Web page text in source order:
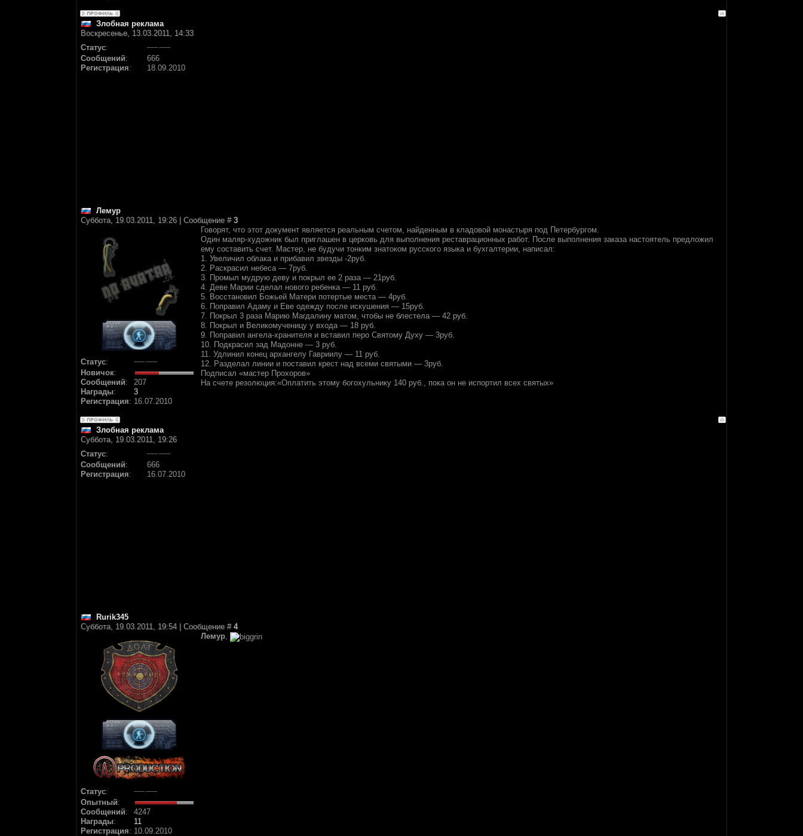
Злобная реклама
Воскресенье, 13.03.2011, 14:33
Статус:
Сообщений:
666
Регистрация: 18.09.2010
Лемур
Суббота, 19.03.2011, 19:26 | Сообщение # 3
Статус:
Новичок:
Сообщений:
207
Награды:
3
Регистрация: 16.07.2010
Говорят, что этот документ является реальным счетом, найденным в кладовой монастыря под Петербургом.
Один маляр-художник был приглашен в церковь для выполнения реставрационных работ. После выполнения заказа настоятель предложил
ему составить счет. Мастер, не будучи тонким знатоком русского языка и бухгалтерии, написал:
1. Увеличил облака и прибавил звезды -2руб.
2. Раскрасил небеса — 7руб.
3. Промыл мудрую деву и покрыл ее 2 раза — 21руб.
4. Деве Марии сделал нового ребенка — 11 руб.
5. Восстановил Божьей Матери потертые места — 4руб.
6. Поправил Адаму и Еве одежду после искушения — 15руб.
7. Покрыл 3 раза Марию Магдалину матом, чтобы не блестела — 42 руб.
8. Покрыл и Великомученицу у входа — 18 руб.
9. Поправил ангела-хранителя и вставил перо Святому Духу — 3руб.
10. Подкрасил зад Мадонне — 3 руб.
11. Удлинил конец архангелу Гавриилу — 11 руб.
12. Разделал линии и поставил крест над всеми святыми — 3руб.
Подписал «мастер Прохоров»
На счете резолюция:«Оплатить этому богохульнику 140 руб., пока он не испортил всех святых»
Злобная реклама
Суббота, 19.03.2011, 19:26
Статус:
Сообщений:
666
Регистрация: 16.07.2010
Rurik345
Суббота, 19.03.2011, 19:54 | Сообщение # 4
Статус:
Опытный:
Сообщений:
4247
Награды:
11
Регистрация: 10.09.2010
Лемур,